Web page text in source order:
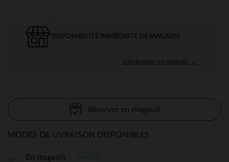
DISPONIBILITÉ IMMÉDIATE EN MAGASIN
sélectionner un magasin →
Réserver en magasin
MODES DE LIVRAISON DISPONIBLES
En magasin